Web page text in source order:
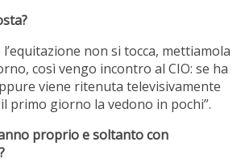
non si tocca, mettiamola
così vengo incontro al CIO: se ha
viene ritenuta televisivamente
primo giorno la vedono in pochi”.
proprio e soltanto con